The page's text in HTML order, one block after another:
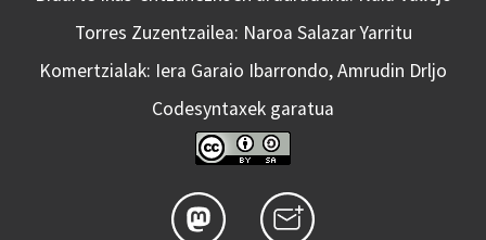
Torres Zuzentzailea: Naroa Salazar Yarritu
Komertzialak: Iera Garaio Ibarrondo, Amrudin Drljo
Codesyntaxek garatua